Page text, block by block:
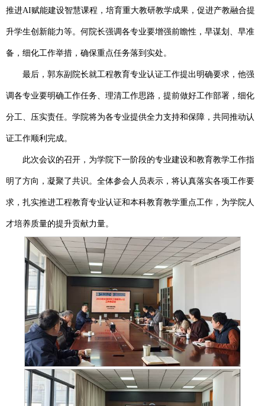
推进AI赋能建设智慧课程，培育重大教研教学成果，促进产教融合提
升学生创新能力等。何院长强调各专业要增强前瞻性，早谋划、早准
备，细化工作举措，确保重点任务落到实处。
最后，郭东副院长就工程教育专业认证工作提出明确要求，他强
调各专业要明确工作任务、理清工作思路，提前做好工作部署，细化
分工、压实责任。学院将为各专业提供全力支持和保障，共同推动认
证工作顺利完成。
此次会议的召开，为学院下一阶段的专业建设和教育教学工作指
明了方向，凝聚了共识。全体参会人员表示，将认真落实各项工作要
求，扎实推进工程教育专业认证和本科教育教学重点工作，为学院人
才培养质量的提升贡献力量。